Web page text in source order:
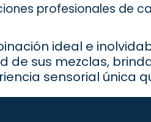
profesionales de
ideal e
de sus mezclas,
sensorial única